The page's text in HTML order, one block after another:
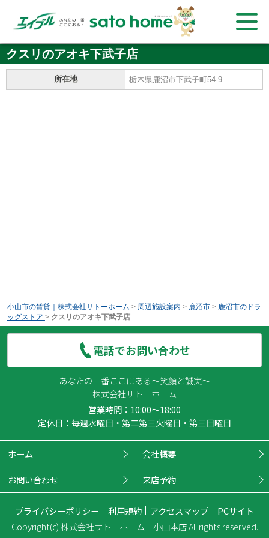
クスリのアオキ下武子店
所在地 栃木県鹿沼市下武子町54-9
小山市の賃貸｜株式会社サトーホーム > 周辺施設案内 > 鹿沼市 > 鹿沼市のドラ
ッグストア > クスリのアオキ下武子店
電話でお問い合わせ
あなたの一番ここにある～笑顔と誠実～
株式会社サトーホーム
営業時間：10:00～18:00
定休日：毎週水曜日・第二第三火曜日・第三日曜日
ホーム 会社概要
お問い合わせ 来店予約
プライバシーポリシー 利用規約 アクセスマップ
PCサイト
Copyright(c) 株式会社サトーホーム 小山本店 All rights reserved.